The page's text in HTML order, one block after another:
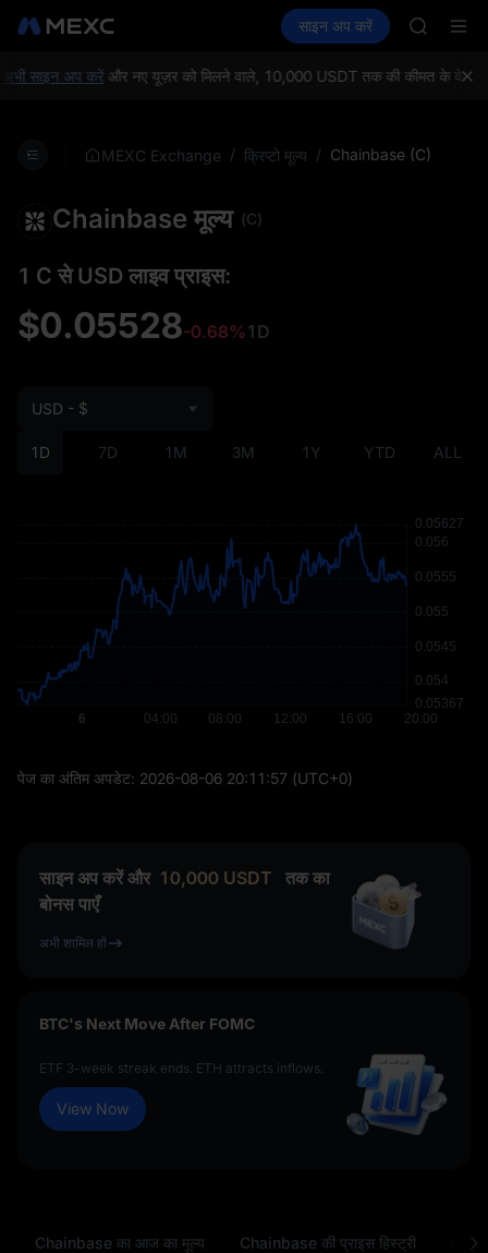
स्पॉट फ़्यूचर्स SPCX कमाएँ
साइन अप करें
SPCX
HFT
साइन अप करेंऔर नए यूज़र को मिलने वाले, 10,000 USDT तक की कीमत के वेलकम
MEXC Exchange / क्रिप्टो मूल्य / Chainbase (C)
Chainbase मूल्य (C)
1 C से USD लाइव प्राइस:
$0.05528-0.68%1D
1D 7D 1M 3M 1Y YTD ALL
USD - $
पेज का अंतिम अपडेट: 2026-08-06 20:11:57 (UTC+0)
साइन अप करें और 10,000 USDT
तक का
बोनस पाएँ
अभी शामिल हों
BTC's Next Move After FOMC
ETF 3-week streak ends. ETH attracts inflows.
View Now
Chainbase का आज का मूल्य Chainbase की प्राइस हिस्ट्री आम